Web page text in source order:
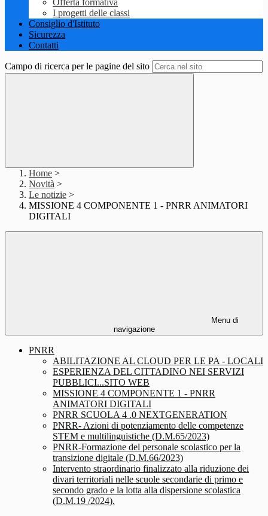
Offerta formativa
I progetti delle classi
Consiglio d'Istituto
Sicurezza
Contatti
Campo di ricerca per le pagine del sito
Home >
Novità >
Le notizie >
MISSIONE 4 COMPONENTE 1 - PNRR ANIMATORI
DIGITALI
Menu di
navigazione
PNRR
ABILITAZIONE AL CLOUD PER LE PA - LOCALI
ESPERIENZA DEL CITTADINO NEI SERVIZI
PUBBLICI...SITO WEB
MISSIONE 4 COMPONENTE 1 - PNRR
ANIMATORI DIGITALI
PNRR SCUOLA 4 .0 NEXTGENERATION
PNRR- Azioni di potenziamento delle competenze
STEM e multilinguistiche (D.M.65/2023)
PNRR-Formazione del personale scolastico per la
transizione digitale (D.M.66/2023)
Intervento straordinario finalizzato alla riduzione dei
divari territoriali nelle scuole secondarie di primo e
secondo grado e la lotta alla dispersione scolastica
(D.M.19 /2024).